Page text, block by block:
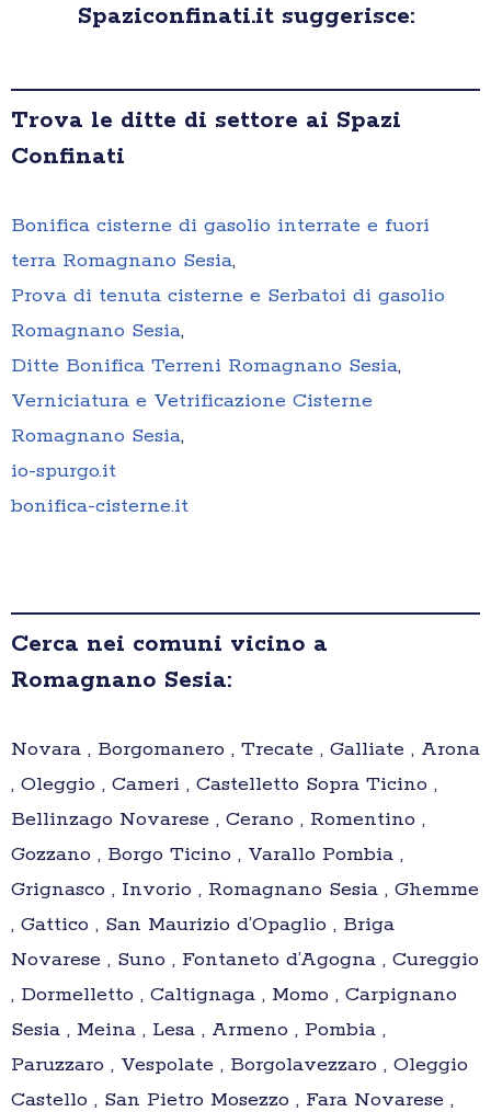
Spaziconfinati.it suggerisce:
Trova le ditte di settore ai Spazi
Confinati
Bonifica cisterne di gasolio interrate e fuori
terra Romagnano Sesia,
Prova di tenuta cisterne e Serbatoi di gasolio
Romagnano Sesia,
Ditte Bonifica Terreni Romagnano Sesia,
Verniciatura e Vetrificazione Cisterne
Romagnano Sesia,
io-spurgo.it
bonifica-cisterne.it
Cerca nei comuni vicino a
Romagnano Sesia:
Novara , Borgomanero , Trecate , Galliate , Arona
, Oleggio , Cameri , Castelletto Sopra Ticino ,
Bellinzago Novarese , Cerano , Romentino ,
Gozzano , Borgo Ticino , Varallo Pombia ,
Grignasco , Invorio , Romagnano Sesia , Ghemme
, Gattico , San Maurizio d’Opaglio , Briga
Novarese , Suno , Fontaneto d’Agogna , Cureggio
, Dormelletto , Caltignaga , Momo , Carpignano
Sesia , Meina , Lesa , Armeno , Pombia ,
Paruzzaro , Vespolate , Borgolavezzaro , Oleggio
Castello , San Pietro Mosezzo , Fara Novarese ,